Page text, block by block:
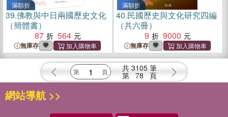
滿額折
39.佛教與中日兩國歷史文化
（簡體書）
87
564
無庫存
滿額折
40.民國歷史與文化研究四編
（共六冊）
9
9000
無庫存
共 3105 筆
第 78 頁
網站導航 >>